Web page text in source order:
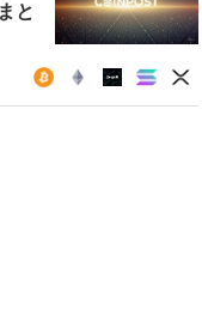
と